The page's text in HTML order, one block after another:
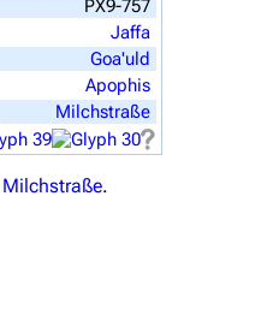
PX9-757
Jaffa
Goa'uld
Apophis
Milchstraße
Milchstraße.